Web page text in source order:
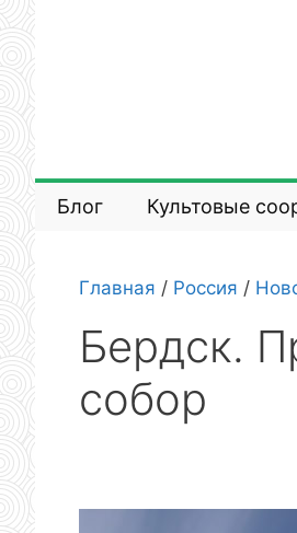
Перейти
к
содержимому
Блог Культовые
Главная / Россия /
Бердск.
собор